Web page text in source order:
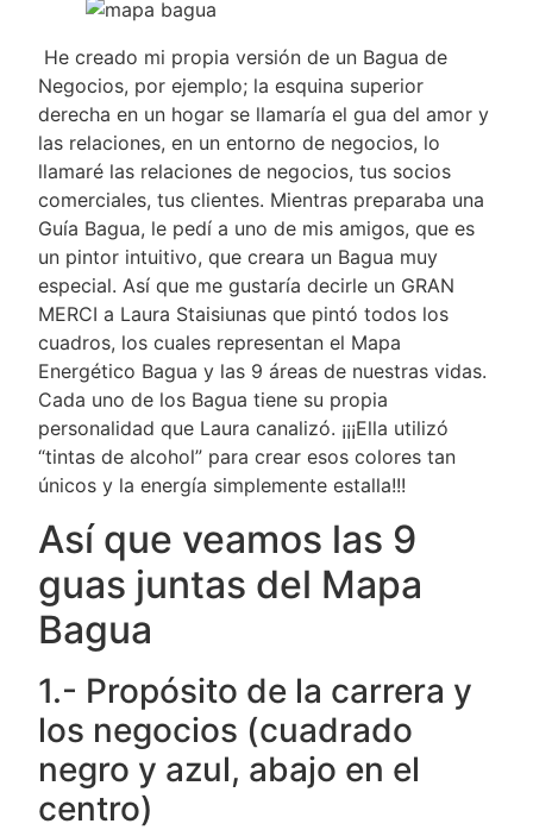
He creado mi propia versión de un Bagua de
Negocios, por ejemplo; la esquina superior
derecha en un hogar se llamaría el gua del amor y
las relaciones, en un entorno de negocios, lo
llamaré las relaciones de negocios, tus socios
comerciales, tus clientes. Mientras preparaba una
Guía Bagua, le pedí a uno de mis amigos, que es
un pintor intuitivo, que creara un Bagua muy
especial. Así que me gustaría decirle un GRAN
MERCI a Laura Staisiunas que pintó todos los
cuadros, los cuales representan el Mapa
Energético Bagua y las 9 áreas de nuestras vidas.
Cada uno de los Bagua tiene su propia
personalidad que Laura canalizó. ¡¡¡Ella utilizó
“tintas de alcohol” para crear esos colores tan
únicos y la energía simplemente estalla!!!
Así que veamos las 9
guas juntas del Mapa
Bagua
1.- Propósito de la carrera y
los negocios (cuadrado
negro y azul, abajo en el
centro)